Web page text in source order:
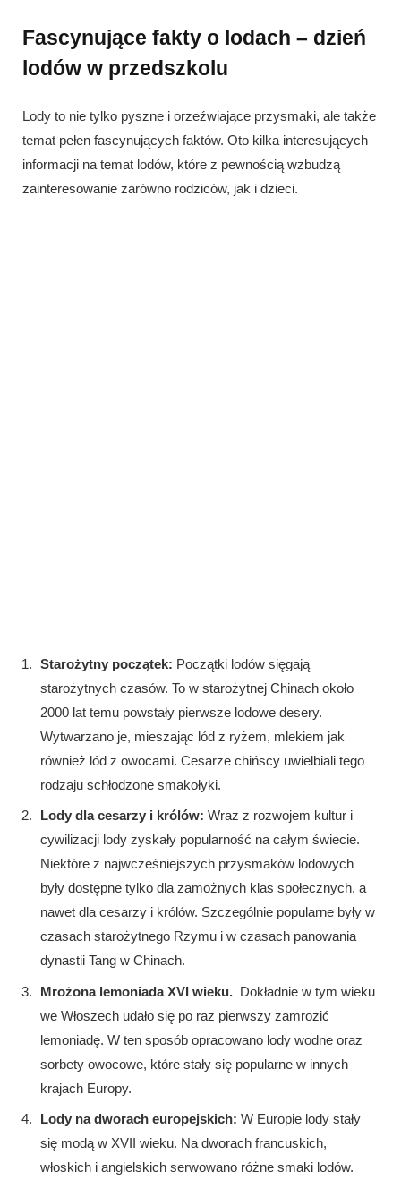
Fascynujące fakty o lodach – dzień
lodów w przedszkolu
Lody to nie tylko pyszne i orzeźwiające przysmaki, ale także
temat pełen fascynujących faktów. Oto kilka interesujących
informacji na temat lodów, które z pewnością wzbudzą
zainteresowanie zarówno rodziców, jak i dzieci.
Starożytny początek: Początki lodów sięgają
starożytnych czasów. To w starożytnej Chinach około
2000 lat temu powstały pierwsze lodowe desery.
Wytwarzano je, mieszając lód z ryżem, mlekiem jak
również lód z owocami. Cesarze chińscy uwielbiali tego
rodzaju schłodzone smakołyki.
Lody dla cesarzy i królów: Wraz z rozwojem kultur i
cywilizacji lody zyskały popularność na całym świecie.
Niektóre z najwcześniejszych przysmaków lodowych
były dostępne tylko dla zamożnych klas społecznych, a
nawet dla cesarzy i królów. Szczególnie popularne były w
czasach starożytnego Rzymu i w czasach panowania
dynastii Tang w Chinach.
Mrożona lemoniada XVI wieku. Dokładnie w tym wieku
we Włoszech udało się po raz pierwszy zamrozić
lemoniadę. W ten sposób opracowano lody wodne oraz
sorbety owocowe, które stały się popularne w innych
krajach Europy.
Lody na dworach europejskich: W Europie lody stały
się modą w XVII wieku. Na dworach francuskich,
włoskich i angielskich serwowano różne smaki lodów.